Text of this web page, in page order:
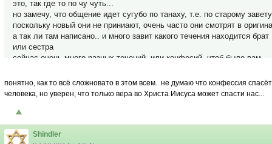
это, так где то по чу чуть...
но замечу, что общение идет сугубо по танаху, т.е. по старому
поскольку новый они не приниают, очень часто они смотрят в
а так ли там написано.. и много завит какого течения находится брат
или сестра
сейчас очень много разных течений, или конфесий, чтоб было вам
понятно, как то всё сложновато в этом всем.. не думаю что конфессия спасёт
человека, но уверен, что только вера во Христа Иисуса может спасти нас...
Shindler